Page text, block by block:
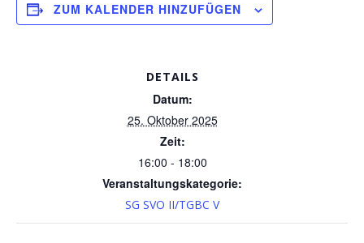
ZUM KALENDER HINZUFÜGEN
DETAILS
Datum:
25. Oktober 2025
Zeit:
16:00 - 18:00
Veranstaltungskategorie:
SG SVO II/TGBC V